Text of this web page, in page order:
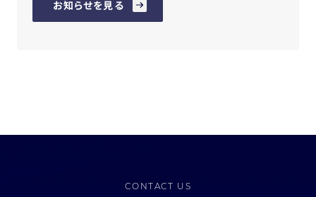
お知らせを見る
CONTACT US